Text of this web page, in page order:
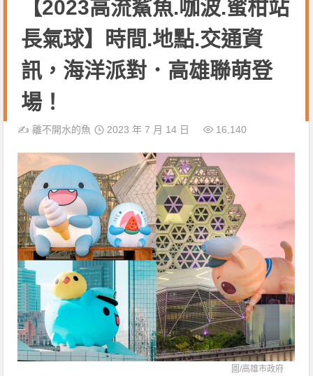
【2023高流鯊魚.咖波.蜜柑站
長氣球】時間.地點.交通資
訊，海洋派對．高雄聯萌登
場！
✍️離不開水的魚 2023 年 7 月 14 日 16,140
圖/高雄市政府